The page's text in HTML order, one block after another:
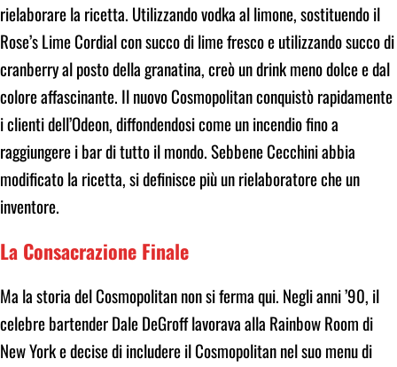
rielaborare la ricetta. Utilizzando vodka al limone, sostituendo il
Rose’s Lime Cordial con succo di lime fresco e utilizzando succo di
cranberry al posto della granatina, creò un drink meno dolce e dal
colore affascinante. Il nuovo Cosmopolitan conquistò rapidamente
i clienti dell’Odeon, diffondendosi come un incendio fino a
raggiungere i bar di tutto il mondo. Sebbene Cecchini abbia
modificato la ricetta, si definisce più un rielaboratore che un
inventore.
La Consacrazione Finale
Ma la storia del Cosmopolitan non si ferma qui. Negli anni ’90, il
celebre bartender Dale DeGroff lavorava alla Rainbow Room di
New York e decise di includere il Cosmopolitan nel suo menu di